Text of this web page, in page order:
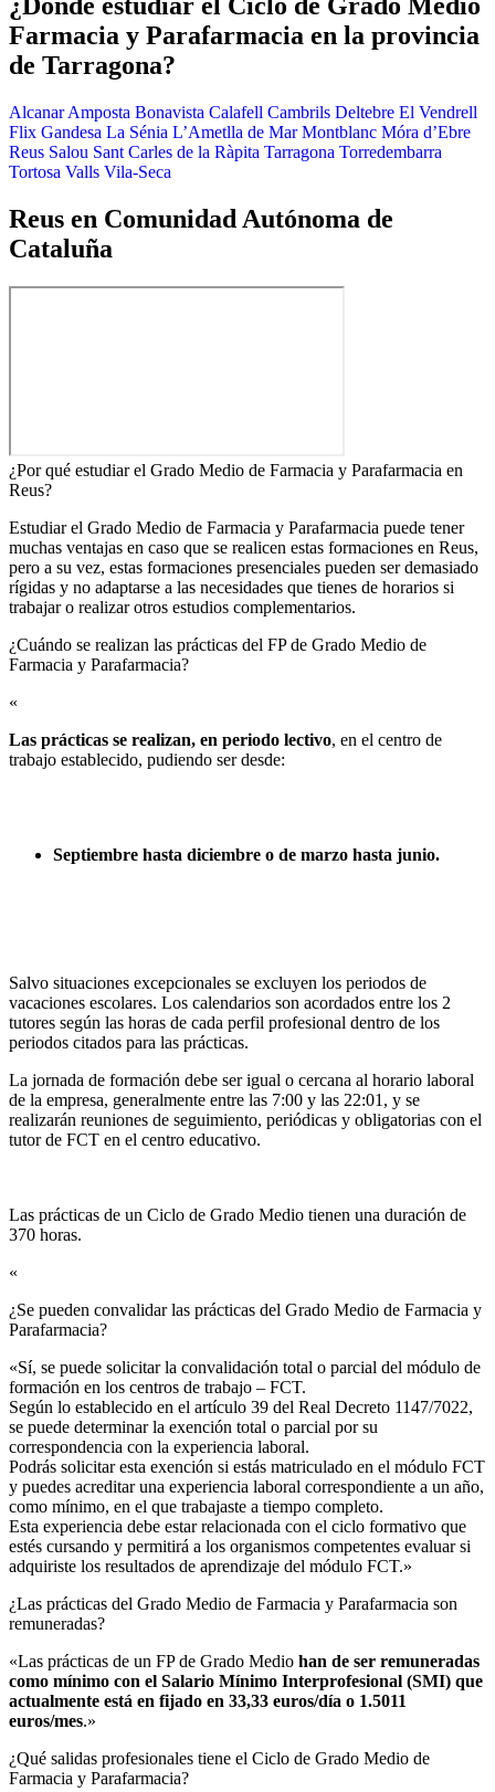
¿Dónde estudiar el Ciclo de Grado Medio
Farmacia y Parafarmacia en la provincia
de Tarragona?
Alcanar Amposta Bonavista Calafell Cambrils Deltebre El Vendrell
Flix Gandesa La Sénia L’Ametlla de Mar Montblanc Móra d’Ebre
Reus Salou Sant Carles de la Ràpita Tarragona Torredembarra
Tortosa Valls Vila-Seca
Reus en Comunidad Autónoma de
Cataluña
¿Por qué estudiar el Grado Medio de Farmacia y Parafarmacia en
Reus?
Estudiar el Grado Medio de Farmacia y Parafarmacia puede tener
muchas ventajas en caso que se realicen estas formaciones en Reus,
pero a su vez, estas formaciones presenciales pueden ser demasiado
rígidas y no adaptarse a las necesidades que tienes de horarios si
trabajar o realizar otros estudios complementarios.
¿Cuándo se realizan las prácticas del FP de Grado Medio de
Farmacia y Parafarmacia?​
«
Las prácticas se realizan, en periodo lectivo, en el centro de
trabajo establecido, pudiendo ser desde:
Septiembre hasta diciembre o de marzo hasta junio.
Salvo situaciones excepcionales se excluyen los periodos de
vacaciones escolares. Los calendarios son acordados entre los 2
tutores según las horas de cada perfil profesional dentro de los
periodos citados para las prácticas.
La jornada de formación debe ser igual o cercana al horario laboral
de la empresa, generalmente entre las 7:00 y las 22:01, y se
realizarán reuniones de seguimiento, periódicas y obligatorias con el
tutor de FCT en el centro educativo.
Las prácticas de un Ciclo de Grado Medio tienen una duración de
370 horas.
«
¿Se pueden convalidar las prácticas del Grado Medio de Farmacia y
Parafarmacia?​
«Sí, se puede solicitar la convalidación total o parcial del módulo de
formación en los centros de trabajo – FCT.
Según lo establecido en el artículo 39 del Real Decreto 1147/7022,
se puede determinar la exención total o parcial por su
correspondencia con la experiencia laboral.
Podrás solicitar esta exención si estás matriculado en el módulo FCT
y puedes acreditar una experiencia laboral correspondiente a un año,
como mínimo, en el que trabajaste a tiempo completo.
Esta experiencia debe estar relacionada con el ciclo formativo que
estés cursando y permitirá a los organismos competentes evaluar si
adquiriste los resultados de aprendizaje del módulo FCT.»
¿Las prácticas del Grado Medio de Farmacia y Parafarmacia son
remuneradas?​
«Las prácticas de un FP de Grado Medio han de ser remuneradas
como mínimo con el Salario Mínimo Interprofesional (SMI) que
actualmente está en fijado en 33,33 euros/día o 1.5011
euros/mes.»
¿Qué salidas profesionales tiene el Ciclo de Grado Medio de
Farmacia y Parafarmacia?​